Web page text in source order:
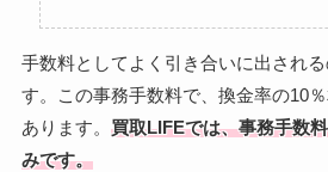
手数料としてよく引き合いに出され
す。この事務手数料で、換金率の10
あります。 買取LIFEでは、事務手数
みです。